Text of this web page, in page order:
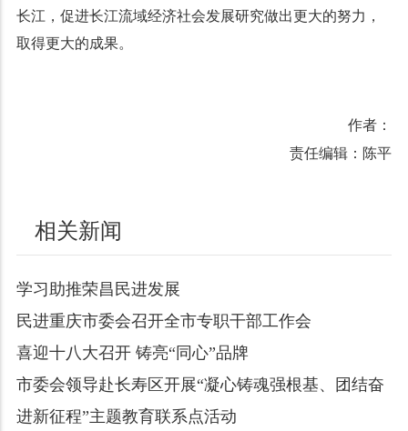
长江，促进长江流域经济社会发展研究做出更大的努力，
取得更大的成果。
作者：
责任编辑：陈平
相关新闻
学习助推荣昌民进发展
民进重庆市委会召开全市专职干部工作会
喜迎十八大召开 铸亮“同心”品牌
市委会领导赴长寿区开展“凝心铸魂强根基、团结奋
进新征程”主题教育联系点活动